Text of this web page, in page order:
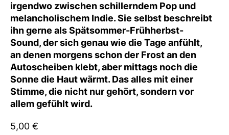
irgendwo zwischen schillerndem Pop und
melancholischem Indie. Sie selbst beschreibt
ihn gerne als Spätsommer-Frühherbst-
Sound, der sich genau wie die Tage anfühlt,
an denen morgens schon der Frost an den
Autoscheiben klebt, aber mittags noch die
Sonne die Haut wärmt. Das alles mit einer
Stimme, die nicht nur gehört, sondern vor
allem gefühlt wird.
5,00 €